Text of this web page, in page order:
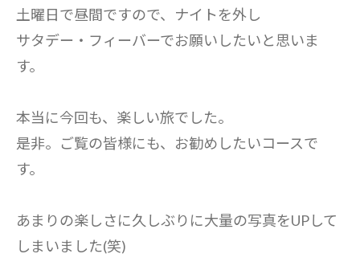
土曜日で昼間ですので、ナイトを外し
サタデー・フィーバーでお願いしたいと思いま
す。
本当に今回も、楽しい旅でした。
是非。ご覧の皆様にも、お勧めしたいコースで
す。
あまりの楽しさに久しぶりに大量の写真をUPして
しまいました(笑)